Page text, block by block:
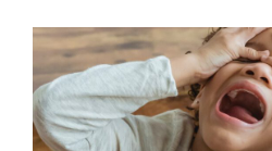
BLOG